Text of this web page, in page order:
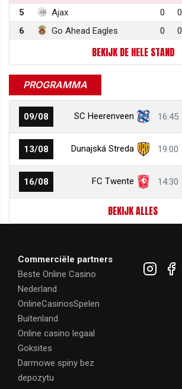
5
Ajax 0 0
6
Go Ahead Eagles 0 0
BEKIJK DE HELE STAND
PROGRAMMA
09/08 SC Heerenveen 16:45
13/08 Dunajská Streda 19:00
16/08 FC Twente 14:30
BEKIJK ALLES
Commerciële partners
Beste Online Casino
Nederland
OnlineCasinosSpelen
Buitenland
Online casino legaal
Goksites
Darmowe spiny bez
depozytu